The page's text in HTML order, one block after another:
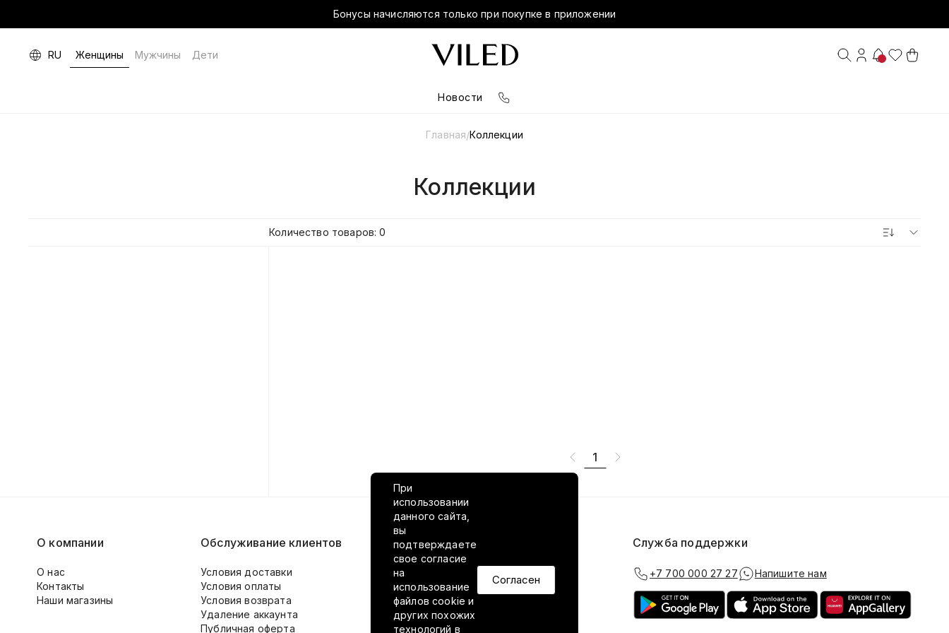
Бонусы начисляются только при покупке в приложении
RU Женщины Мужчины Дети
Новости
Главная/Коллекции
Коллекции
Количество товаров: 0
1
При
использовании
данного сайта,
вы
подтверждаете
свое согласие
на
использование
файлов cookie и
других похожих
технологий в
Согласен
О компании
О нас
Контакты
Наши магазины
Обслуживание клиентов
Условия доставки
Условия оплаты
Условия возврата
Удаление аккаунта
Публичная оферта
VILED в соцсетях Служба поддержки
+7 700 000 27 27 Напишите нам